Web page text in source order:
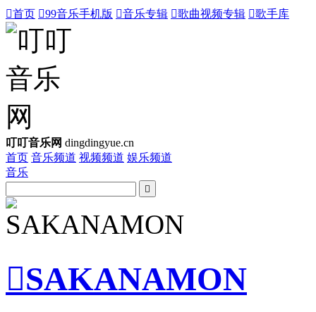
首页 99音乐手机版 音乐专辑 歌曲视频专辑 歌手库
叮叮音乐网 dingdingyue.cn
首页 音乐频道 视频频道 娱乐频道
音乐

SAKANAMON